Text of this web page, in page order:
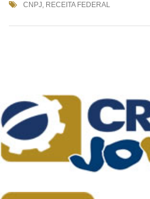
CNPJ, RECEITA FEDERAL